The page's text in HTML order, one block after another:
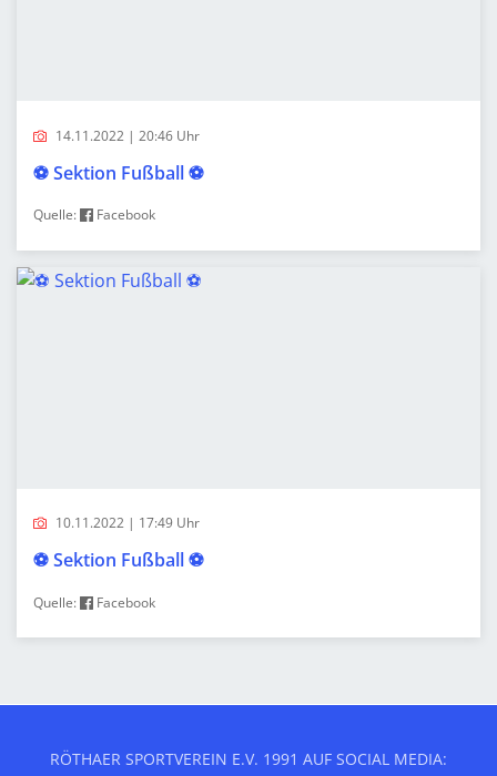
14.11.2022 | 20:46 Uhr
⚽️ Sektion Fußball ⚽️
Quelle: Facebook
10.11.2022 | 17:49 Uhr
⚽️ Sektion Fußball ⚽️
Quelle: Facebook
RÖTHAER SPORTVEREIN E.V. 1991 AUF SOCIAL MEDIA: